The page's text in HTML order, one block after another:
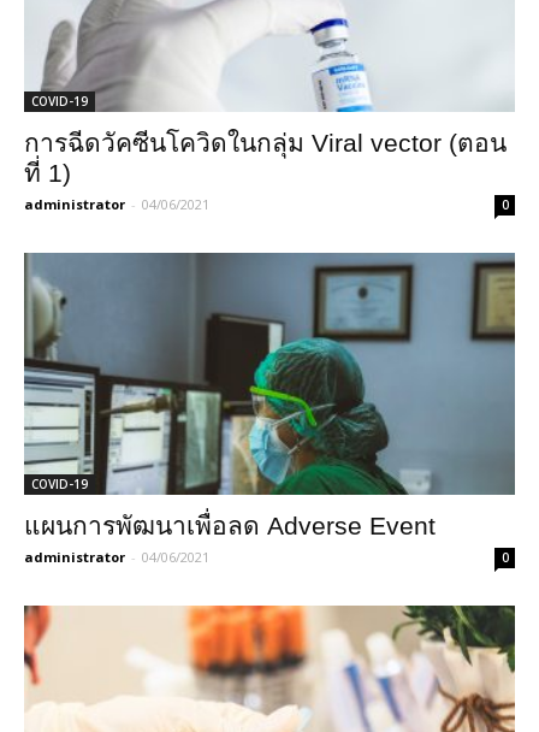
COVID-19
การฉีดวัคซีนโควิดในกลุ่ม Viral vector (ตอน
ที่ 1)
administrator - 04/06/2021 0
COVID-19
แผนการพัฒนาเพื่อลด Adverse Event
administrator - 04/06/2021 0